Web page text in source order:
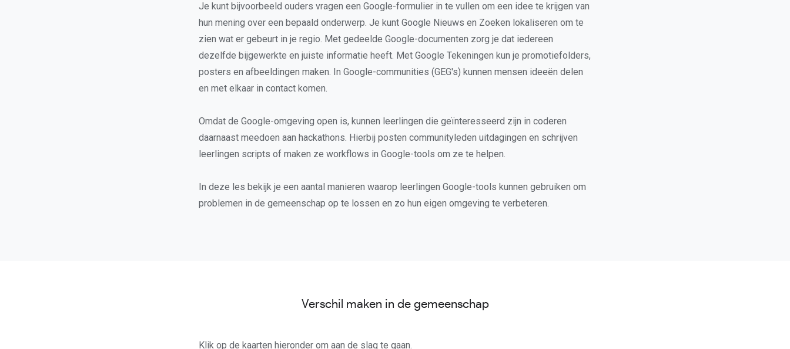
Je kunt bijvoorbeeld ouders vragen een Google-formulier in te vullen om een idee te krijgen van
hun mening over een bepaald onderwerp. Je kunt Google Nieuws en Zoeken lokaliseren om te
zien wat er gebeurt in je regio. Met gedeelde Google-documenten zorg je dat iedereen
dezelfde bijgewerkte en juiste informatie heeft. Met Google Tekeningen kun je promotiefolders,
posters en afbeeldingen maken. In Google-communities (GEG's) kunnen mensen ideeën delen
en met elkaar in contact komen.
Omdat de Google-omgeving open is, kunnen leerlingen die geïnteresseerd zijn in coderen
daarnaast meedoen aan hackathons. Hierbij posten communityleden uitdagingen en schrijven
leerlingen scripts of maken ze workflows in Google-tools om ze te helpen.
In deze les bekijk je een aantal manieren waarop leerlingen Google-tools kunnen gebruiken om
problemen in de gemeenschap op te lossen en zo hun eigen omgeving te verbeteren.
Verschil maken in de gemeenschap
Klik op de kaarten hieronder om aan de slag te gaan.